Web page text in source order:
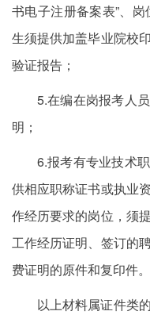
书电子注册备案表”、
生须提供加盖毕业院校
验证报告；
5.在编在岗报考人
明；
6.报考有专业技术
供相应职称证书或执业
作经历要求的岗位，须
工作经历证明、签订的
费证明的原件和复印件。
以上材料属证件类